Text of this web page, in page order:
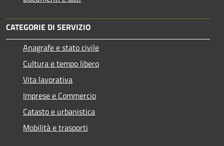
CATEGORIE DI SERVIZIO
Anagrafe e stato civile
Cultura e tempo libero
Vita lavorativa
Imprese e Commercio
Catasto e urbanistica
Mobilità e trasporti